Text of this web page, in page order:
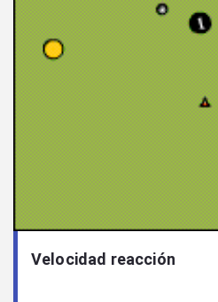
Velocidad reacción